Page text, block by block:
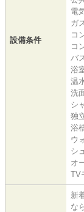
設備条件
電
ガ
コ
コ
バ
浴
温
洗
シ
独
浴
ウ
シ
オ
TV
新
な